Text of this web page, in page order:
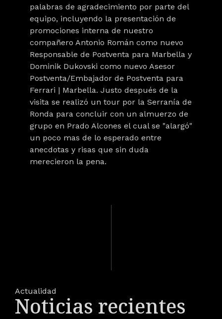
palabras de agradecimiento por parte del
equipo, incluyendo la presentación de
promociones interna de nuestro
compañero Antonio Román como nuevo
Responsable de Postventa para Marbella y
Dominik Dukovski como nuevo Asesor
Postventa/Embajador de Postventa para
Ferrari | Marbella. Justo después de la
visita se realizó un tour por la Serranía de
Ronda para concluir con un almuerzo de
grupo en Prado Alcones el cual se "alargó"
un poco mas de lo esperado entre
anecdotas y risas que sin duda
merecieron la pena.
Actualidad
Noticias recientes